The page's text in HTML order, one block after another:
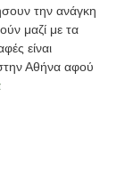
την ανάγκη
μαζί με τα
είναι
Αθήνα αφού